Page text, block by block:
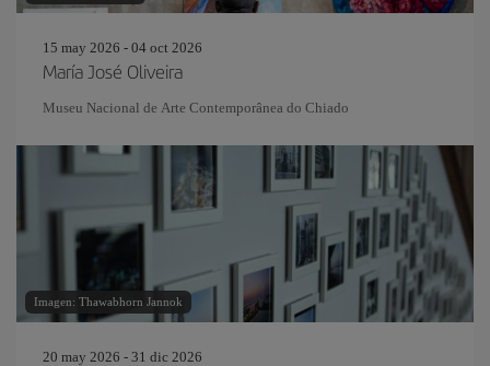
15 may 2026 - 04 oct 2026
María José Oliveira
Museu Nacional de Arte Contemporânea do Chiado
Imagen: Thawabhorn Jannok
20 may 2026 - 31 dic 2026